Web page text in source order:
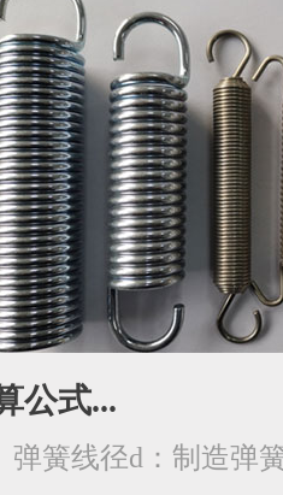
公式...
弹簧线径d：制造弹